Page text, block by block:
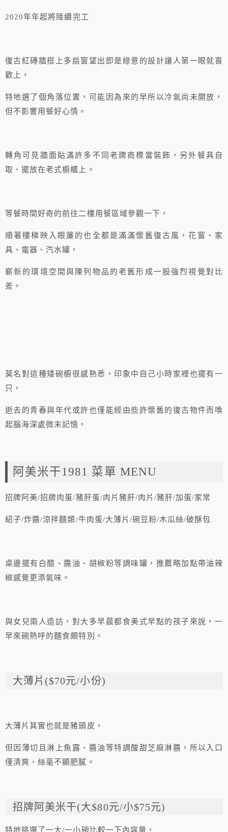
2020年年起將陸續完工
復古紅磚牆搭上多扇窗望出即是綠意的設計讓人第一眼就喜
歡上，
特地選了個角落位置，可能因為來的早所以冷氣尚未開放，
但不影響用餐好心情。
轉角可見牆面貼滿許多不同老牌商標當裝飾，另外餐具自
取、擺放在老式櫥櫃上。
等餐時間好奇的前往二樓用餐區域參觀一下，
順著樓梯映入眼簾的也全都是滿滿懷舊復古風，花窗、家
具、電器、汽水罐，
嶄新的環境空間與陳列物品的老舊形成一股強烈視覺對比
差。
莫名對這種矮碗櫥很感熟悉，印象中自己小時家裡也擺有一
只，
逝去的青春與年代或許也僅能經由些許懷舊的復古物件而喚
起腦海深處微末記憶。
阿美米干1981 菜單 MENU
招牌阿美/招牌肉蛋/豬肝蛋/肉片豬肝/肉片/豬肝/加蛋/家常
紹子/炸醬/涼拌麵類/牛肉蛋/大薄片/碗豆粉/木瓜絲/破酥包
桌邊擺有白醋、醬油、胡椒粉等調味罐，推薦略加點帶油辣
椒感覺更添氣味。
與女兒兩人造訪，對大多早晨都食美式早點的孩子來說，一
早來碗熱呼的麵食頗特別。
大薄片($70元/小份)
大薄片其實也就是豬頭皮，
但因薄切且淋上魚露、醬油等特調酸甜芝麻淋醬，所以入口
僅清爽、絲毫不顯肥膩。
招牌阿美米干(大$80元/小$75元)
特地挑選了一大/一小碗比較一下內容量，